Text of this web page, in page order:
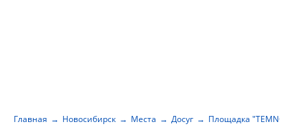
Главная Новосибирск Места Досуг Площадка